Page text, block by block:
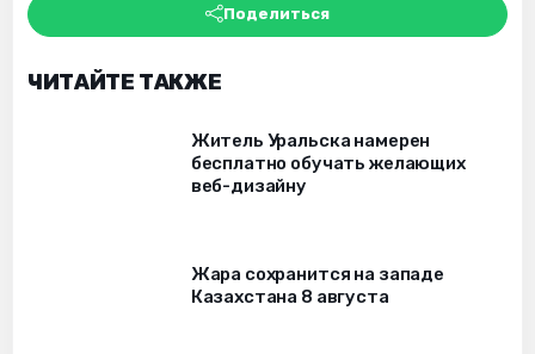
Поделиться
ЧИТАЙТЕ ТАКЖЕ
Житель Уральска намерен
бесплатно обучать желающих
веб-дизайну
Жара сохранится на западе
Казахстана 8 августа